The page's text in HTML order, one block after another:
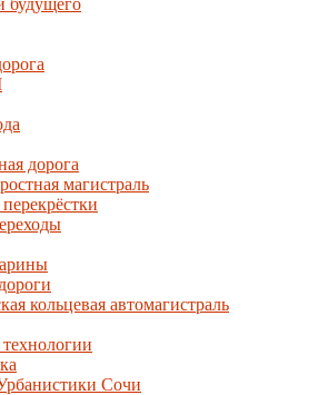
будущего
дорога
магистраль
кольцевая автомагистраль
Сочи